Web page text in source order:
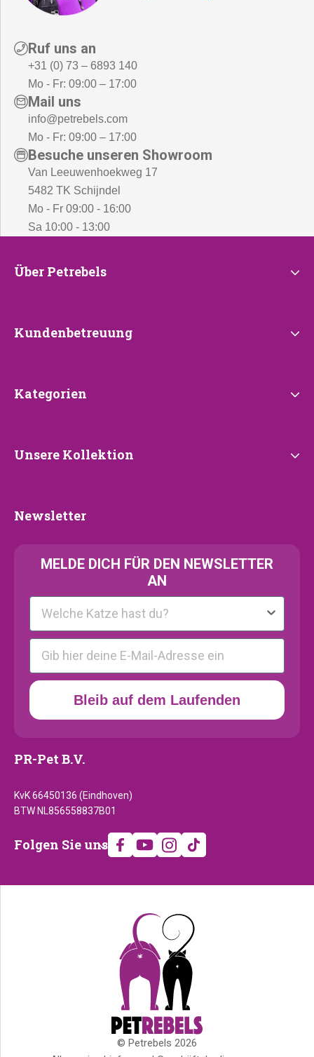
Ruf uns an
+31 (0) 73 – 6893 140
Mo - Fr: 09:00 – 17:00
Mail uns
info@petrebels.com
Mo - Fr: 09:00 – 17:00
Besuche unseren Showroom
Van Leeuwenhoekweg 17
5482 TK Schijndel
Mo - Fr 09:00 - 16:00
Sa 10:00 - 13:00
Über
Über Petrebels
Kundenbetreuung
Kundenbetreuung
Kategorien
Kategorien
Unsere
Unsere Kollektion
Newsletter
Newsletter
MELDE DICH FÜR DEN NEWSLETTER
AN
Kattenras
E-mail
Bleib auf dem Laufenden
PR-Pet B.V.
KvK 66450136 (Eindhoven)
BTW NL856558837B01
Folgen
uns
Folgen Sie uns
© Petrebels 2026